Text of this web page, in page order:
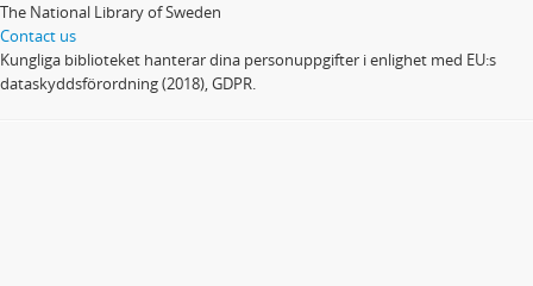
The National Library of Sweden
Contact us
Kungliga biblioteket hanterar dina personuppgifter i enlighet med EU:s
dataskyddsförordning (2018), GDPR.